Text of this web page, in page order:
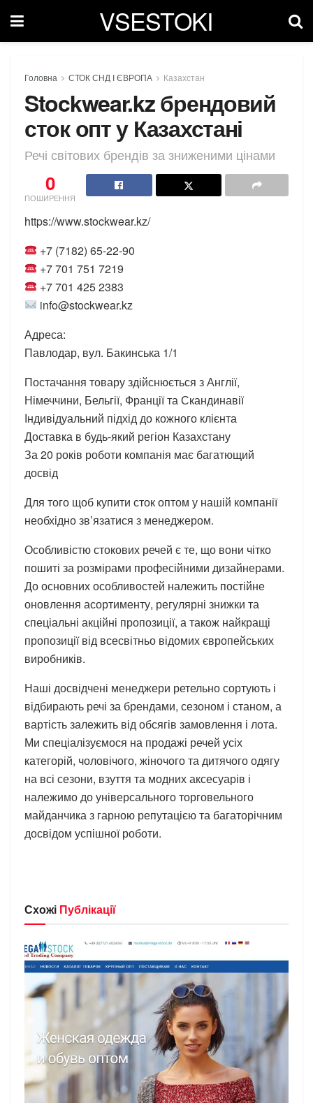
VSESTOKI
Головна СТОК СНД І ЄВРОПА Казахстан
Stockwear.kz брендовий
сток опт у Казахстані
Речі світових брендів за зниженими цінами
0
ПОШИРЕННЯ
https://www.stockwear.kz/
+7 (7182) 65-22-90
+7 701 751 7219
+7 701 425 2383
info@stockwear.kz
Адреса:
Павлодар, вул. Бакинська 1/1
Постачання товару здійснюється з Англії,
Німеччини, Бельгії, Франції та Скандинавії
Індивідуальний підхід до кожного клієнта
Доставка в будь-який регіон Казахстану
За 20 років роботи компанія має багатющий
досвід
Для того щоб купити сток оптом у нашій компанії
необхідно зв’язатися з менеджером.
Особливістю стокових речей є те, що вони чітко
пошиті за розмірами професійними дизайнерами.
До основних особливостей належить постійне
оновлення асортименту, регулярні знижки та
спеціальні акційні пропозиції, а також найкращі
пропозиції від всесвітньо відомих європейських
виробників.
Наші досвідчені менеджери ретельно сортують і
відбирають речі за брендами, сезоном і станом, а
вартість залежить від обсягів замовлення і лота.
Ми спеціалізуємося на продажі речей усіх
категорій, чоловічого, жіночого та дитячого одягу
на всі сезони, взуття та модних аксесуарів і
належимо до універсального торговельного
майданчика з гарною репутацією та багаторічним
досвідом успішної роботи.
Схожі Публікації